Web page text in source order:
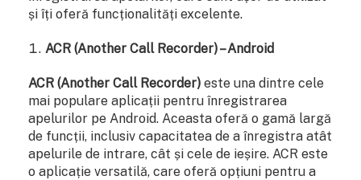
și îți oferă funcționalități excelente.
ACR (Another Call Recorder) – Android
ACR (Another Call Recorder) este una dintre cele
mai populare aplicații pentru înregistrarea
apelurilor pe Android. Aceasta oferă o gamă largă
de funcții, inclusiv capacitatea de a înregistra atât
apelurile de intrare, cât și cele de ieșire. ACR este
o aplicație versatilă, care oferă opțiuni pentru a